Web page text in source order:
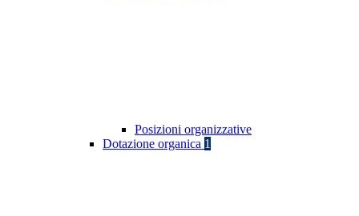
Posizioni organizzative
Dotazione organica 1